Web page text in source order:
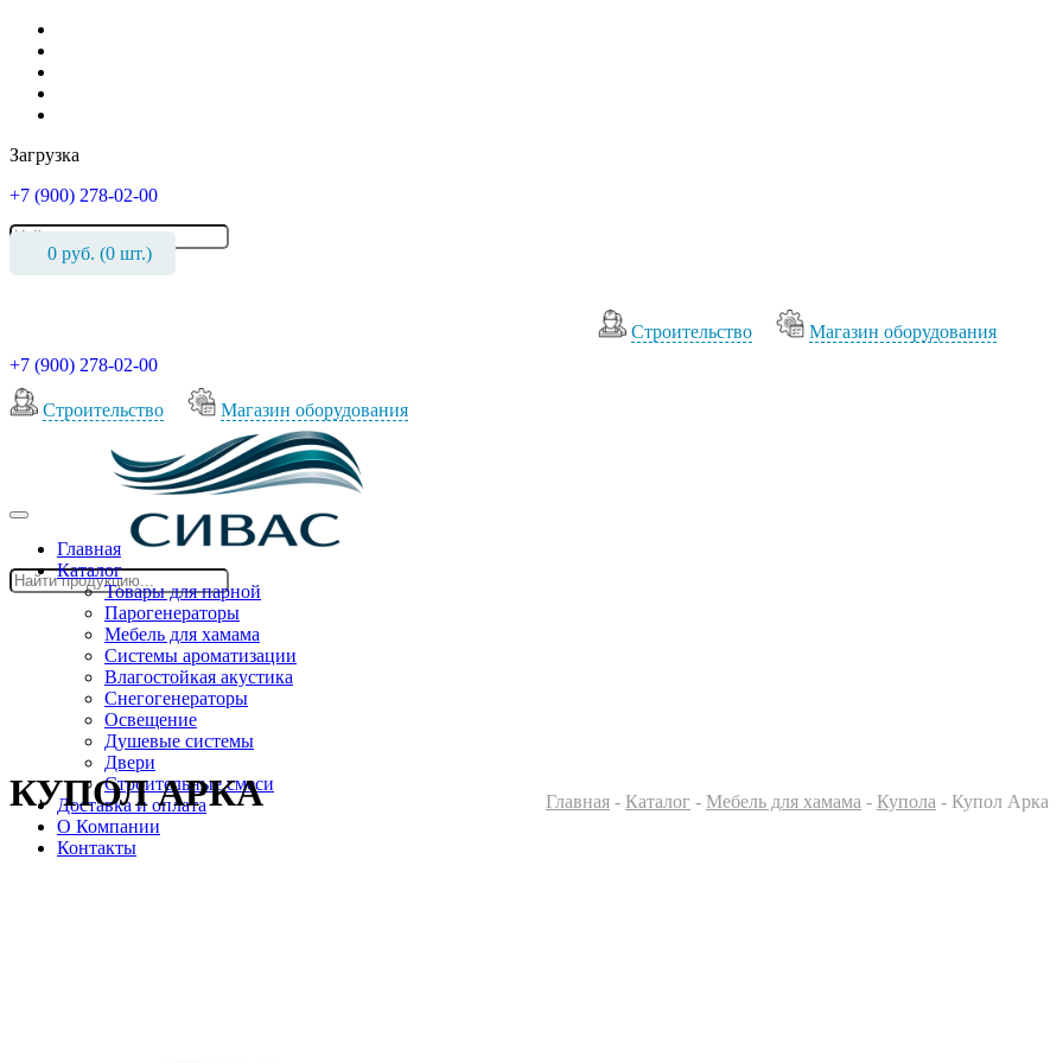
Загрузка
+7 (900) 278-02-00
0 руб. (0 шт.)
Cтроительство
Магазин оборудования
+7 (900) 278-02-00
Cтроительство Магазин оборудования
Главная
Каталог
Товары для парной
Парогенераторы
Мебель для хамама
Системы ароматизации
Влагостойкая акустика
Снегогенераторы
Освещение
Душевые системы
Двери
Cтроительные смеси
Доставка и оплата
О Компании
Контакты
КУПОЛ АРКА Главная - Каталог - Мебель для хамама - Купола - Купол Арка